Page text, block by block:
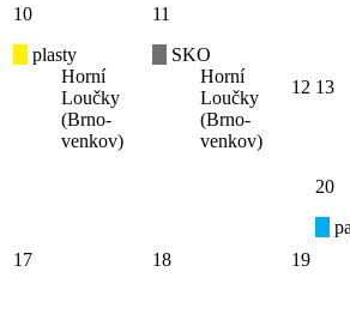
10
plasty
Horní
Loučky
(Brno-
venkov)
11
SKO
Horní
Loučky
(Brno-
venkov)
12 13
17 18 19
20